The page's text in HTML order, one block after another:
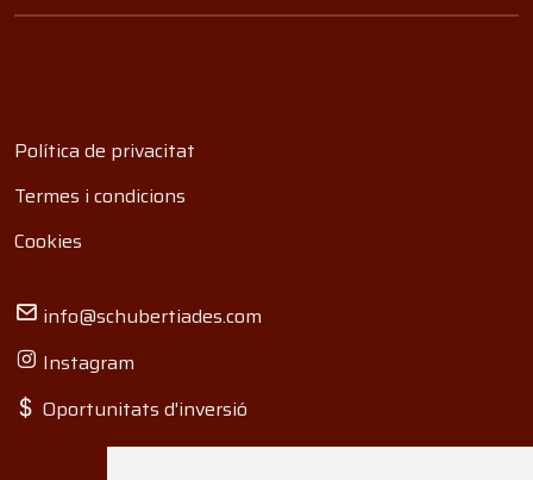
Política de privacitat
Termes i condicions
Cookies
info@schubertiades.com
Instagram
Oportunitats d'inversió